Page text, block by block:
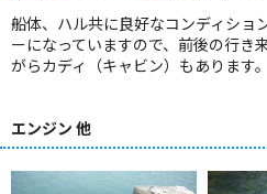
船体、ハル共に良好なコンディショ
ーになっていますので、前後の行き
がらカディ（キャビン）もあります。
エンジン 他